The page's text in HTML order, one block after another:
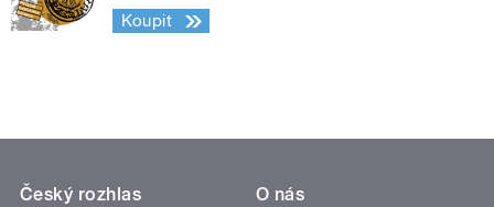
Koupit
Český rozhlas
O nás